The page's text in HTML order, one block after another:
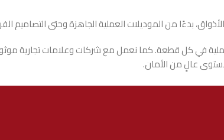
بدءًا من الموديلات العملية الجاهزة وحتى التصاميم
في كل قطعة. كما نعمل مع شركات وعلامات تجارية
عالٍ من الأمان.